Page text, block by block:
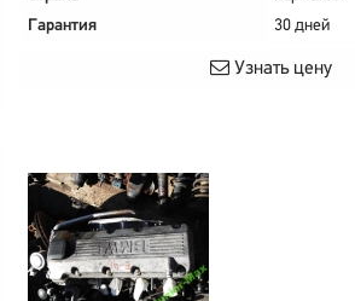
Гарантия
30 дней
Узнать цену